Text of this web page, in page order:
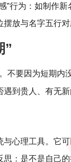
”行为：如制作
放与名字五行对
”
不要因为短期内
到贵人、有无
心理工具。它
：是不是自己